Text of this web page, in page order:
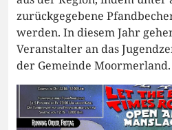
zurückgegebene
werden. In diesem Jahr
Veranstalter an das
der Gemeinde Moormerland.